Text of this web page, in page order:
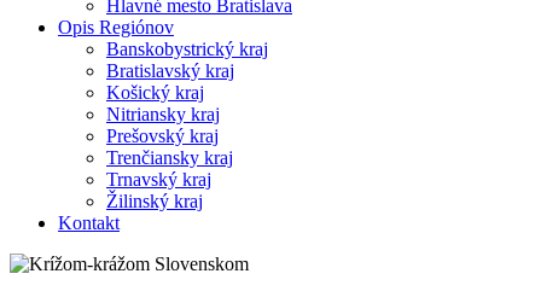
Hlavné mesto Bratislava
Opis Regiónov
Banskobystrický kraj
Bratislavský kraj
Košický kraj
Nitriansky kraj
Prešovský kraj
Trenčiansky kraj
Trnavský kraj
Žilinský kraj
Kontakt